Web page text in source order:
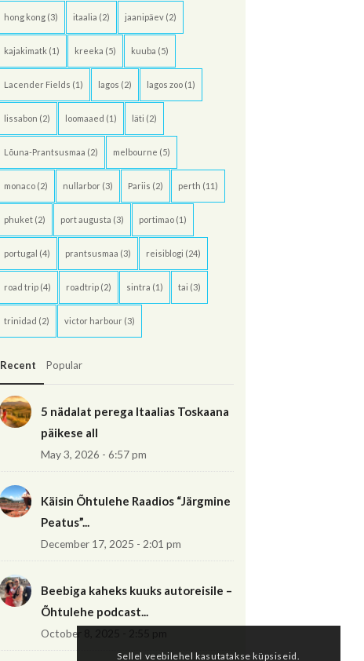
hong kong(3) itaalia (2) jaanipäev(2)
kajakimatk (1) kreeka (5) kuuba (5)
Lacender Fields (1) lagos (2) lagos zoo(1)
lissabon (2) loomaaed (1) läti (2)
Lõuna-Prantsusmaa (2) melbourne (5)
monaco(2) nullarbor(3) Pariis (2) perth (11)
phuket(2) port augusta (3) portimao(1)
portugal (4) prantsusmaa (3) reisiblogi (24)
road trip(4) roadtrip(2) sintra (1) tai (3)
trinidad (2) victor harbour(3)
Recent Popular
5 nädalat perega Itaalias Toskaana
päikese all
May 3, 2026 - 6:57 pm
Käisin Õhtulehe Raadios “Järgmine
Peatus”...
December 17, 2025 - 2:01 pm
Beebiga kaheks kuuks autoreisile –
Õhtulehe podcast...
October 8, 2025 - 2:55 pm
Sellel veebilehel kasutatakse küpsiseid.